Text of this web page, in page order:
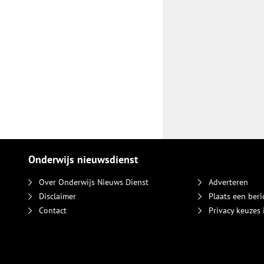
Onderwijs nieuwsdienst
Over Onderwijs Nieuws Dienst
Disclaimer
Contact
Adverteren
Plaats een
Privacy